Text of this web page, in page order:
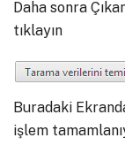
Daha sonra
tıklayın
Buradaki
işlem